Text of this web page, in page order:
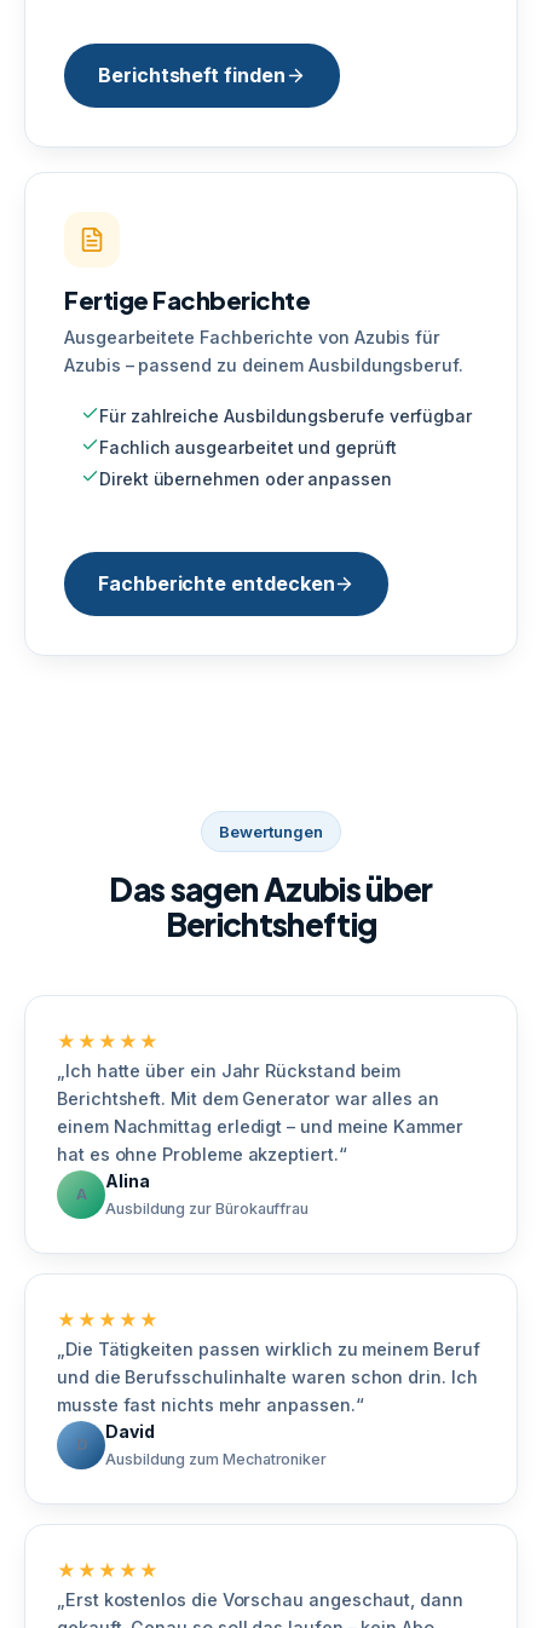
Berichtsheft finden
Fertige Fachberichte
Ausgearbeitete Fachberichte von Azubis für
Azubis – passend zu deinem Ausbildungsberuf.
Für zahlreiche Ausbildungsberufe verfügbar
Fachlich ausgearbeitet und geprüft
Direkt übernehmen oder anpassen
Fachberichte entdecken
Bewertungen
Das sagen Azubis über
Berichtsheftig
★★★★★
„Ich hatte über ein Jahr Rückstand beim
Berichtsheft. Mit dem Generator war alles an
einem Nachmittag erledigt – und meine Kammer
hat es ohne Probleme akzeptiert.“
A
Alina
Ausbildung zur Bürokauffrau
★★★★★
„Die Tätigkeiten passen wirklich zu meinem Beruf
und die Berufsschulinhalte waren schon drin. Ich
musste fast nichts mehr anpassen.“
D
David
Ausbildung zum Mechatroniker
★★★★★
„Erst kostenlos die Vorschau angeschaut, dann